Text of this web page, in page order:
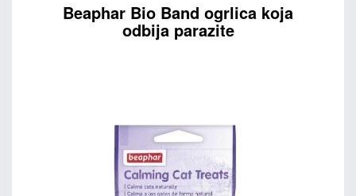
Beaphar Bio Band ogrlica koja
odbija parazite